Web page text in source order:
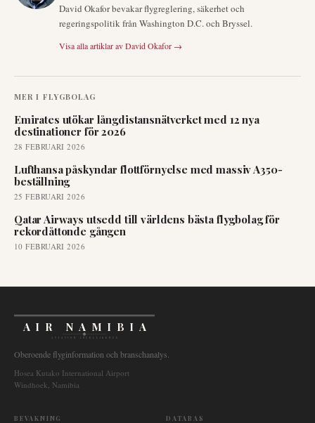
David Okafor bevakar flygreglering, säkerhet och
regeringspolitik från Washington D.C. och Bryssel.
Visa alla artiklar avDavid Okafor →
MER I FLYGBOLAG
Emirates utökar långdistansnätverket med 12 nya
destinationer för 2026
28 FEBRUARI 2026
Lufthansa påskyndar flottförnyelse med massiv A350-
beställning
25 FEBRUARI 2026
Qatar Airways utsedd till världens bästa flygbolag för
rekordåttonde gången
10 FEBRUARI 2026
AIR NAMIBIA
AVIATION INTELLIGENCE
Oberoende flyginformation och branschanalys.
Hosea Kutako International Airport
Windhoek, Namibia
BEVAKNING DATABAS